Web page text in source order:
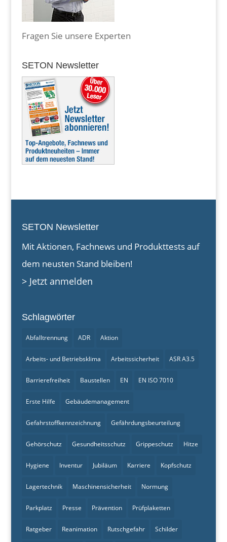
Fragen Sie unsere Experten
SETON Newsletter
SETON Newsletter
Mit Aktionen, Fachnews und Produkttests auf
dem neusten Stand bleiben!
> Jetzt anmelden
Schlagwörter
Abfalltrennung ADR Aktion
Arbeits- und Betriebsklima Arbeitssicherheit ASR A3.5
Barrierefreiheit Baustellen EN EN ISO 7010
Erste Hilfe Gebäudemanagement
Gefahrstoffkennzeichnung Gefährdungsbeurteilung
Gehörschutz Gesundheitsschutz Grippeschutz Hitze
Hygiene Inventur Jubiläum Karriere Kopfschutz
Lagertechnik Maschinensicherheit Normung
Parkplatz Presse Prävention Prüfplaketten
Ratgeber Reanimation Rutschgefahr Schilder